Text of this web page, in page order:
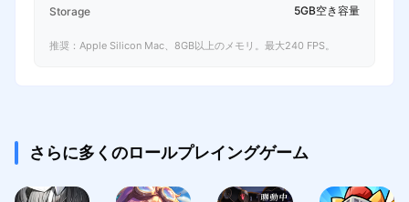
Storage 5GB空き容量
推奨：Apple Silicon Mac、8GB以上のメモリ。最大240 FPS。
さらに多くのロールプレイングゲーム